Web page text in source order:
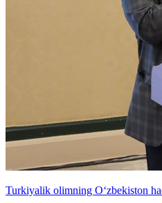
Turkiyalik olimning O‘zbekiston